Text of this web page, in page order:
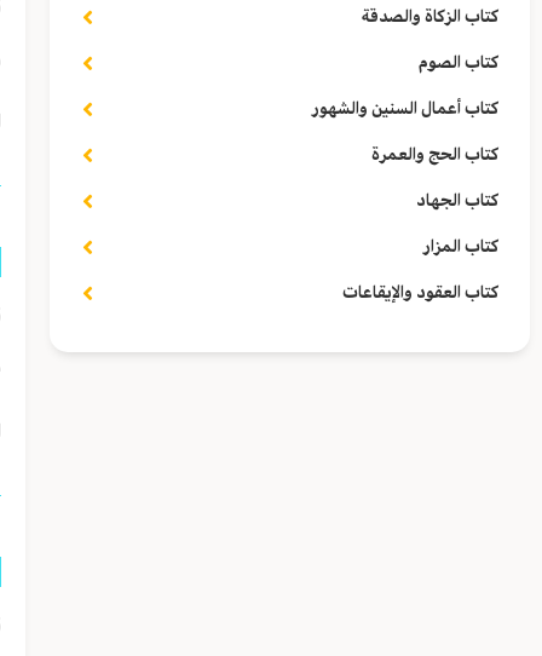
كتاب الزكاة والصدقة
كتاب الصوم
كتاب أعمال السنين والشهور
كتاب الحج والعمرة
كتاب الجهاد
كتاب المزار
كتاب العقود والإيقاعات